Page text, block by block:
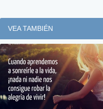
VEA TAMBIÉN